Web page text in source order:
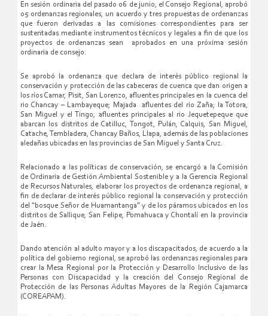
En sesión ordinaria del pasado 06 de junio, el Consejo Regional, aprobó
05 ordenanzas regionales, un acuerdo y tres propuestas de ordenanzas
que fueron derivadas a las comisiones correspondientes para ser
sustentadas mediante instrumentos técnicos y legales a fin de que los
proyectos de ordenanzas sean aprobados en una próxima sesión
ordinaria de consejo.
Se aprobó la ordenanza que declara de interés público regional la
conservación y protección de las cabeceras de cuenca que dan origen a
los ríos Camar, Pisit, San Lorenzo, afluentes principales en la cuenca del
rio Chancay – Lambayeque; Majada afluentes del rio Zaña; la Totora,
San Miguel y el Tingo, afluentes principales al rio Jequetepeque que
abarcan los distritos de Catilluc, Tongot, Pulán, Calquis, San Miguel,
Catache, Tembladera, Chancay Baños, Llapa, además de las poblaciones
aledañas ubicadas en las provincias de San Miguel y Santa Cruz.
Relacionado a las políticas de conservación, se encargó a la Comisión
de Ordinaria de Gestión Ambiental Sostenible y a la Gerencia Regional
de Recursos Naturales, elaborar los proyectos de ordenanza regional, a
fin de declarar de interés público regional la conservación y protección
del “bosque Señor de Huamantanga” y de los páramos ubicados en los
distritos de Sallique, San Felipe, Pomahuaca y Chontalí en la provincia
de Jaén.
Dando atención al adulto mayor y a los discapacitados, de acuerdo a la
política del gobierno regional, se aprobó las ordenanzas regionales para
crear la Mesa Regional por la Protección y Desarrollo Inclusivo de las
Personas con Discapacidad y la creación del Consejo Regional de
Protección de las Personas Adultas Mayores de la Región Cajamarca
(COREAPAM).